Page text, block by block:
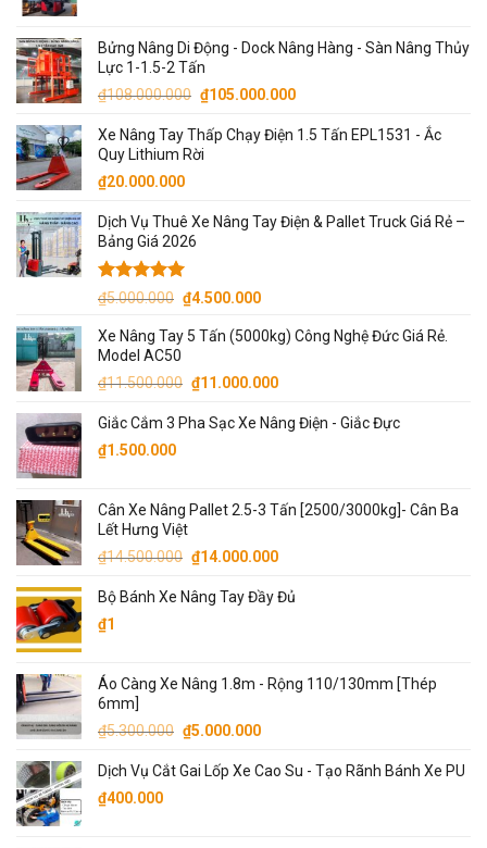
Bửng Nâng Di Động - Dock Nâng Hàng - Sàn Nâng Thủy
Lực 1-1.5-2 Tấn
₫108.000.000 Giá
là:
₫108.000.000.
₫105.000.000Giá
tại
Xe Nâng Tay Thấp Chạy Điện 1.5 Tấn EPL1531 - Ắc
Quy Lithium Rời
₫20.000.000
Dịch Vụ Thuê Xe Nâng Tay Điện & Pallet Truck Giá Rẻ –
Bảng Giá 2026
Được xếp
5 sao
₫5.000.000 Giá
là:
₫4.500.000Giá
tại
₫4.500.000.
Xe Nâng Tay 5 Tấn (5000kg) Công Nghệ Đức Giá Rẻ.
Model AC50
₫11.500.000 Giá
là:
₫11.000.000Giá
tại
Giắc Cắm 3 Pha Sạc Xe Nâng Điện - Giắc Đực
₫1.500.000
Cân Xe Nâng Pallet 2.5-3 Tấn [2500/3000kg]- Cân Ba
Lết Hưng Việt
₫14.500.000 Giá
là:
₫14.000.000Giá
tại
Bộ Bánh Xe Nâng Tay Đầy Đủ
₫1
Áo Càng Xe Nâng 1.8m - Rộng 110/130mm [Thép
6mm]
₫5.300.000 Giá
là:
₫5.000.000Giá
tại
Dịch Vụ Cắt Gai Lốp Xe Cao Su - Tạo Rãnh Bánh Xe PU
₫400.000